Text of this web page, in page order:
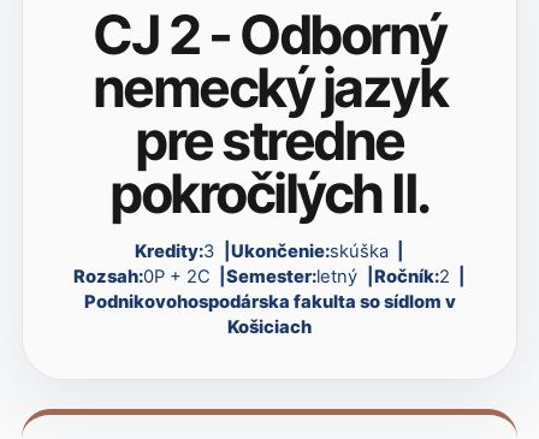
CJ 2 - Odborný
nemecký jazyk
pre stredne
pokročilých II.
Kredity:3 Ukončenie:skúška
Rozsah:0P + 2C Semester:letný Ročník:2
Podnikovohospodárska fakulta so sídlom v
Košiciach